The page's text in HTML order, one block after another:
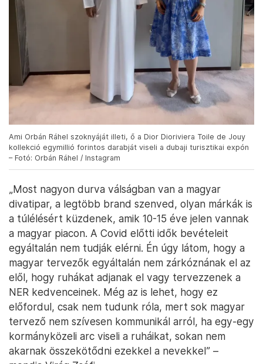
Ami Orbán Ráhel szoknyáját illeti, ő a Dior Dioriviera Toile de Jouy
kollekció egymillió forintos darabját viseli a dubaji turisztikai expón
– Fotó: Orbán Ráhel / Instagram
„Most nagyon durva válságban van a magyar
divatipar, a legtöbb brand szenved, olyan márkák is
a túlélésért küzdenek, amik 10-15 éve jelen vannak
a magyar piacon. A Covid előtti idők bevételeit
egyáltalán nem tudják elérni. Én úgy látom, hogy a
magyar tervezők egyáltalán nem zárkóznának el az
elől, hogy ruhákat adjanak el vagy tervezzenek a
NER kedvenceinek. Még az is lehet, hogy ez
előfordul, csak nem tudunk róla, mert sok magyar
tervező nem szívesen kommunikál arról, ha egy-egy
kormányközeli arc viseli a ruháikat, sokan nem
akarnak összekötődni ezekkel a nevekkel” –